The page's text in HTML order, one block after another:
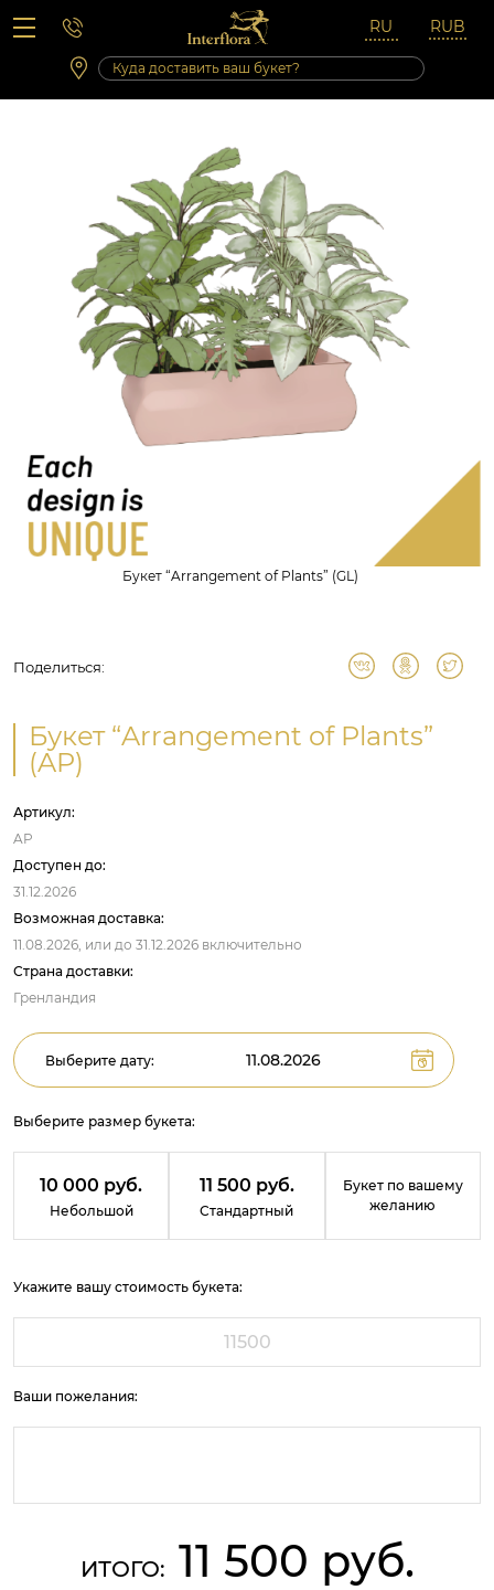
Вопросы-ответы
Сб 10:00 ‐ 14:00
Выходные и праздничные дни
Букет “Arrangement of Plants” (GL)
Поделиться:
Букет “Arrangement of Plants”
(AP)
Артикул:
AP
Доступен до:
31.12.2026
Возможная доставка:
11.08.2026, или до 31.12.2026 включительно
Страна доставки:
Гренландия
Выберите дату:
Выберите размер букета:
10 000 руб.
Небольшой
11 500 руб.
Стандартный
Букет по вашему
желанию
Укажите вашу стоимость букета:
Ваши пожелания:
ИТОГО: 11 500 руб.